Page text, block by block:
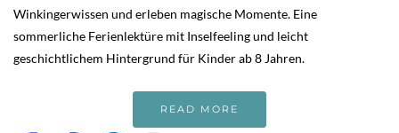
Winkingerwissen und erleben magische Momente. Eine
sommerliche Ferienlektüre mit Inselfeeling und leicht
geschichtlichem Hintergrund für Kinder ab 8 Jahren.
READ MORE